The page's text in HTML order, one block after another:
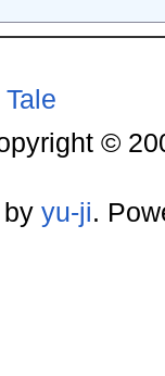
©
yu-ji.